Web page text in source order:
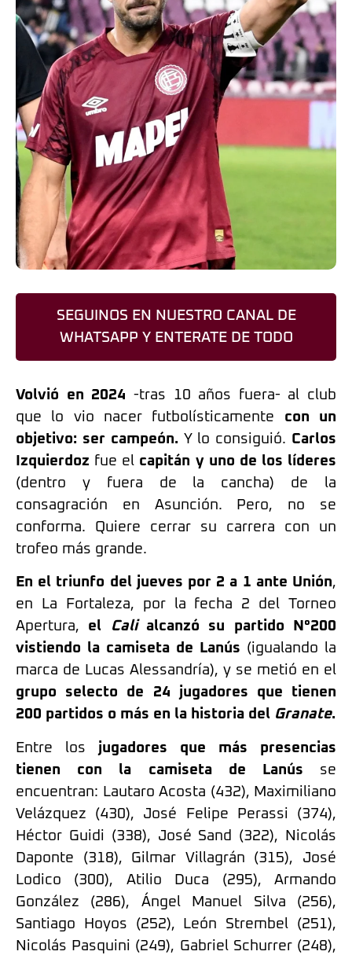
SEGUINOS EN NUESTRO CANAL DE
WHATSAPP Y ENTERATE DE TODO
Volvió en 2024 -tras 10 años fuera- al club
que lo vio nacer futbolísticamente con un
objetivo: ser campeón. Y lo consiguió. Carlos
Izquierdoz fue el capitán y uno de los líderes
(dentro y fuera de la cancha) de la
consagración en Asunción. Pero, no se
conforma. Quiere cerrar su carrera con un
trofeo más grande.
En el triunfo del jueves por 2 a 1 ante Unión,
en La Fortaleza, por la fecha 2 del Torneo
Apertura, el Calialcanzó su partido N°200
vistiendo la camiseta de Lanús (igualando la
marca de Lucas Alessandría), y se metió en el
grupo selecto de 24 jugadores que tienen
200 partidos o más en la historia del Granate.
Entre los jugadores que más presencias
tienen con la camiseta de Lanús se
encuentran: Lautaro Acosta (432), Maximiliano
Velázquez (430), José Felipe Perassi (374),
Héctor Guidi (338), José Sand (322), Nicolás
Daponte (318), Gilmar Villagrán (315), José
Lodico (300), Atilio Duca (295), Armando
González (286), Ángel Manuel Silva (256),
Santiago Hoyos (252), León Strembel (251),
Nicolás Pasquini (249), Gabriel Schurrer (248),